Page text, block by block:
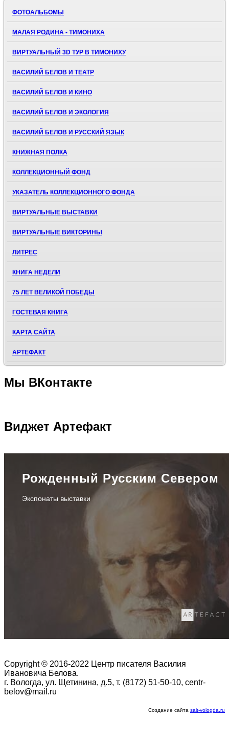
ФОТОАЛЬБОМЫ
МАЛАЯ РОДИНА - ТИМОНИХА
ВИРТУАЛЬНЫЙ 3D ТУР В ТИМОНИХУ
ВАСИЛИЙ БЕЛОВ И ТЕАТР
ВАСИЛИЙ БЕЛОВ И КИНО
ВАСИЛИЙ БЕЛОВ И ЭКОЛОГИЯ
ВАСИЛИЙ БЕЛОВ И РУССКИЙ ЯЗЫК
КНИЖНАЯ ПОЛКА
КОЛЛЕКЦИОННЫЙ ФОНД
УКАЗАТЕЛЬ КОЛЛЕКЦИОННОГО ФОНДА
ВИРТУАЛЬНЫЕ ВЫСТАВКИ
ВИРТУАЛЬНЫЕ ВИКТОРИНЫ
ЛИТРЕС
КНИГА НЕДЕЛИ
75 ЛЕТ ВЕЛИКОЙ ПОБЕДЫ
ГОСТЕВАЯ КНИГА
КАРТА САЙТА
АРТЕФАКТ
Мы ВКонтакте
Виджет Артефакт
Рожденный Русским Севером
Экспонаты выставки
Copyright © 2016-2022 Центр писателя Василия
Ивановича Белова.
г. Вологда, ул. Щетинина, д.5, т. (8172) 51-50-10, centr-
belov@mail.ru
Создание сайта sait-vologda.ru